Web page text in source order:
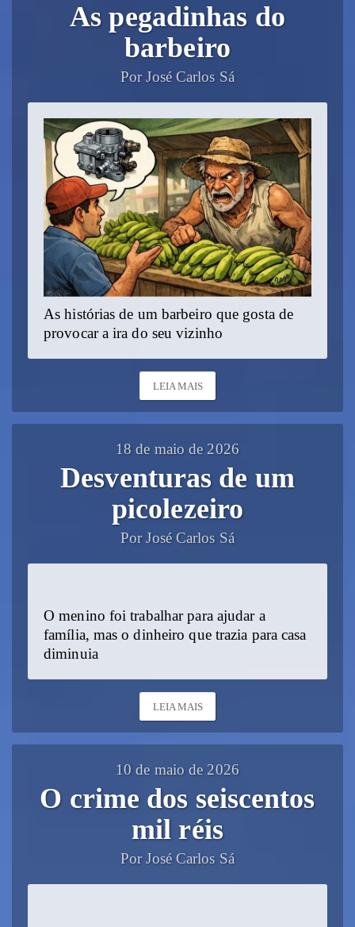
As pegadinhas do
barbeiro
Por José Carlos Sá
As histórias de um barbeiro que gosta de
provocar a ira do seu vizinho
LEIA MAIS
18 de maio de 2026
Desventuras de um
picolezeiro
Por José Carlos Sá
O menino foi trabalhar para ajudar a
família, mas o dinheiro que trazia para casa
diminuia
LEIA MAIS
10 de maio de 2026
O crime dos seiscentos
mil réis
Por José Carlos Sá